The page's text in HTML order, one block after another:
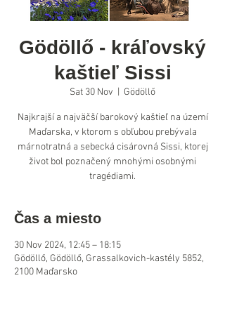
Gödöllő - kráľovský
kaštieľ Sissi
Sat 30 Nov Gödöllő
Najkrajší a najväčší barokový kaštieľ na území
Maďarska, v ktorom s obľubou prebývala
márnotratná a sebecká cisárovná Sissi, ktorej
život bol poznačený mnohými osobnými
tragédiami.
Čas a miesto
30 Nov 2024, 12:45 – 18:15
Gödöllő, Gödöllő, Grassalkovich-kastély 5852,
2100 Maďarsko